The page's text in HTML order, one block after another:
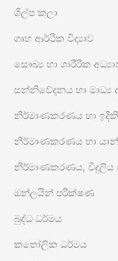
ශිල්ප කලා
ගෘහ ආර්ථික විද්‍යාව
සෞඛ්‍ය හා ශාරීරික
සන්නිවේදනය හා මාධ්‍ය
නිර්මාණකරණය හා
නිර්මාණකරණය හා
නිර්මාණකරණය, විදුලිය
ඔන්ලයින් පරීක්ෂණ
බුද්ධ ධර්මය
කතෝලික ධර්මය